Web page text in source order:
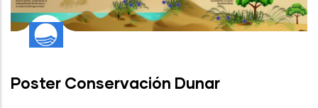
Poster Conservación Dunar